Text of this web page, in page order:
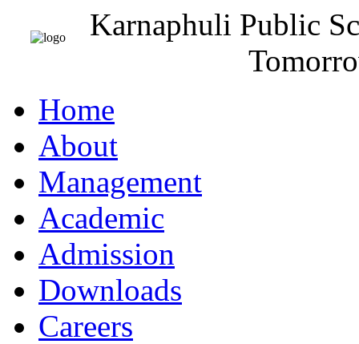
Karnaphuli Public
Home
About
Management
Academic
Admission
Downloads
Careers